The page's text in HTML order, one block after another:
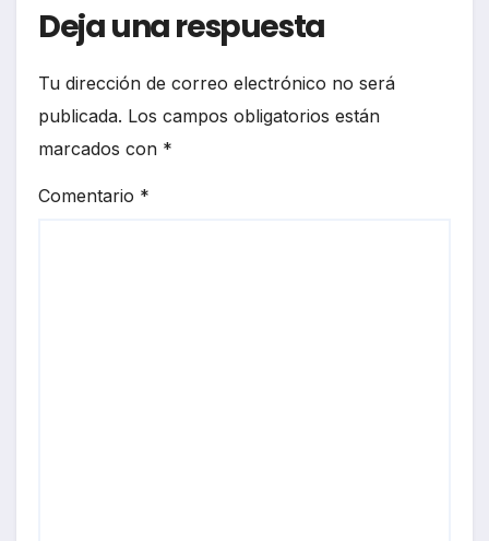
Deja una respuesta
Tu dirección de correo electrónico no será
publicada. Los campos obligatorios están
marcados con *
Comentario *